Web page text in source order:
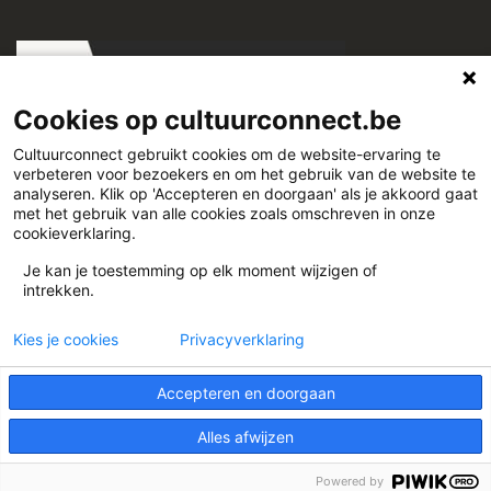
Cultuurconnect
www.cultuurconnect.be
Theme:Illdy.© Cultuurconnect
Cookies op cultuurconnect.be
Cultuurconnect gebruikt cookies om de website-ervaring te
verbeteren voor bezoekers en om het gebruik van de website te
analyseren. Klik op 'Accepteren en doorgaan' als je akkoord gaat
met het gebruik van alle cookies zoals omschreven in onze
cookieverklaring.
Je kan je toestemming op elk moment wijzigen of
intrekken.
Accepteren en doorgaan
Alles afwijzen
Kies je cookies Privacyverklaring
Powered by